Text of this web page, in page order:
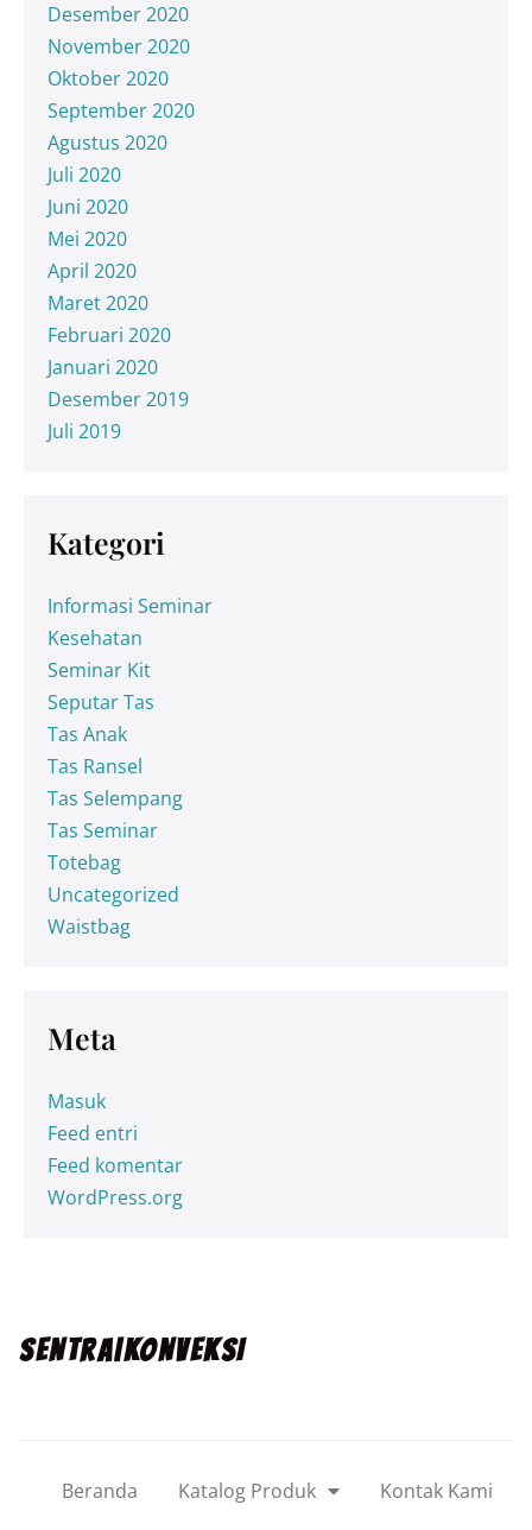
Desember 2020
November 2020
Oktober 2020
September 2020
Agustus 2020
Juli 2020
Juni 2020
Mei 2020
April 2020
Maret 2020
Februari 2020
Januari 2020
Desember 2019
Juli 2019
Kategori
Informasi Seminar
Kesehatan
Seminar Kit
Seputar Tas
Tas Anak
Tas Ransel
Tas Selempang
Tas Seminar
Totebag
Uncategorized
Waistbag
Meta
Masuk
Feed entri
Feed komentar
WordPress.org
SENTRA|KONVEKSI
Beranda Katalog Produk Kontak Kami